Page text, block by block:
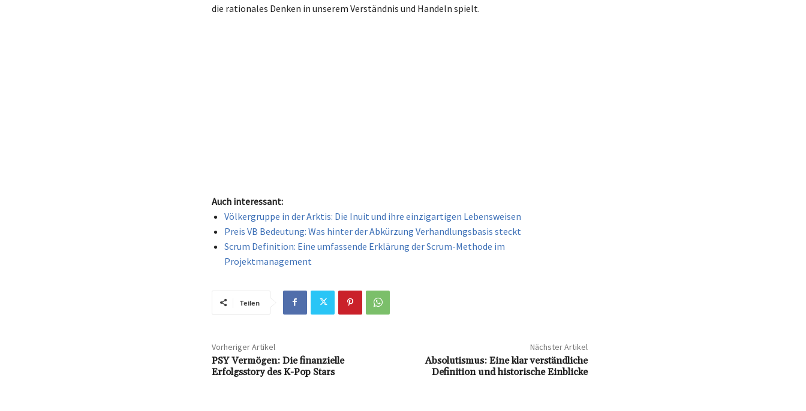
die rationales Denken in unserem Verständnis und Handeln spielt.
PSY Vermögen: Die finanzielle
Erfolgsstory des K-Pop Stars
Absolutismus: Eine klar verständliche
Definition und historische Einblicke